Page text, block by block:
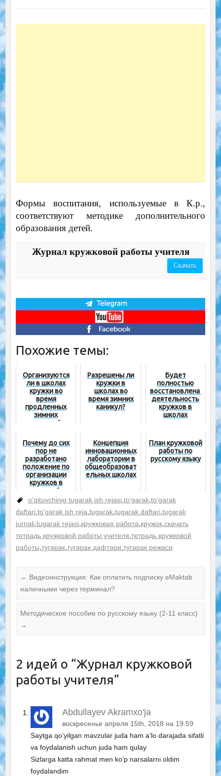
Формы воспитания, используемые в К.р.,
соответствуют методике дополнительного
образования детей.
Журнал кружковой работы учителя
Скачать
Похожие темы:
Организуются
ли в школах
кружки во
время
продленных
зимних
каникул?
Разрешены ли
кружки в
школах во
время зимних
каникул?
Будет
полностью
восстановлена ​​
деятельность
кружков в
школах
Почему до сих
пор не
разработано
положение по
организации
кружков в
школах?
Концепция
инновационных
лаборатории в
общеобразоват
ельных школах
План кружковой
работы по
русскому языку
o'qituvchinig tugarak ish rejasi to'garak, to'garak
daftari to'garak ish reja tugarak, tugarak daftari tugarak
jurnali tugarak rejasi кружковая работа кружок, скачать
тетрадь кружковой работы учителя тетрадь кружковой
работы тугарак, тугарак дафтари тугарак режаси
← Видеоинструкция: Как оплатить подписку eMaktab
наличными через терминал?
Методическое пособие по русскому языку (2-11 класс)
→
2 идей о “Журнал кружковой
работы учителя”
Abdullayev Akramxo'ja
воскресенье апреля 15th, 2018 на 19:59
Saytga qo’yilgan mavzular juda ham a’lo darajada sifatli
va foydalanish uchun juda ham qulay
Sizlarga katta rahmat men ko’p narsalarni oldim
foydalandim